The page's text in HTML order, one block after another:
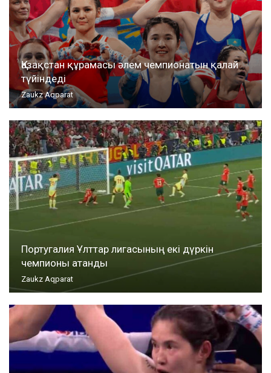
Қазақстан құрамасы әлем чемпионатын қалай
түйіндеді
Zaukz Aqparat
Португалия Ұлттар лигасының екі дүркін
чемпионы атанды
Zaukz Aqparat